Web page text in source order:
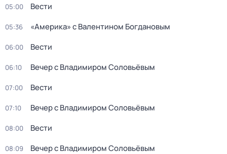
05:00 Вести
05:36 «Америка» с Валентином Богдановым
06:00 Вести
06:10 Вечер с Владимиром Соловьёвым
07:00 Вести
07:10 Вечер с Владимиром Соловьёвым
08:00 Вести
08:09 Вечер с Владимиром Соловьёвым